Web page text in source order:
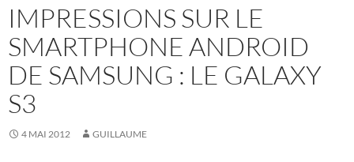
IMPRESSIONS SUR LE
SMARTPHONE ANDROID
DE SAMSUNG : LE GALAXY
S3
4 MAI 2012 GUILLAUME